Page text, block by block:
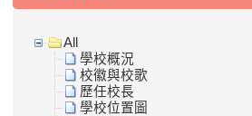
All
學校概況
校徽與校歌
歷任校長
學校位置圖